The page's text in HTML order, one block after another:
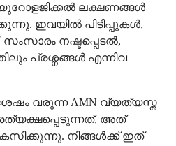
ലക്ഷണങ്ങൾ
ഇവയിൽ പിടിപ്പുകൾ,
സംസാരം നഷ്ടപ്പെടൽ,
പ്രശ്നങ്ങൾ എന്നിവ
വരുന്ന AMN വ്യത്യസ്ത
അത്
നിങ്ങൾക്ക് ഇത്